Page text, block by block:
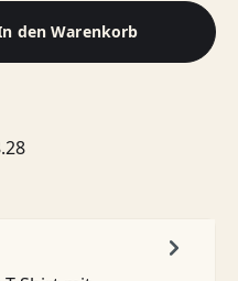
Wert ein oder
den Warenkorb